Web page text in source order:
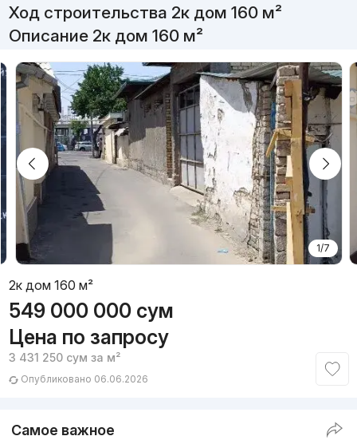
Ход строительства 2к дом 160 м²
Описание 2к дом 160 м²
1/7
2к дом 160 м²
549 000 000 сум
Цена по запросу
3 431 250 сум за м²
Опубликовано 06.06.2026
Самое важное